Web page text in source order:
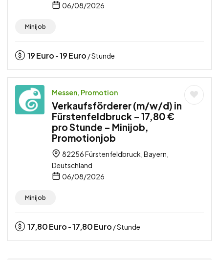
06/08/2026
Minijob
19Euro -19Euro / Stunde
Messen, Promotion
Verkaufsförderer (m/w/d) in
Fürstenfeldbruck – 17,80 €
pro Stunde – Minijob,
Promotionjob
82256 Fürstenfeldbruck, Bayern,
Deutschland
06/08/2026
Minijob
17,80Euro -17,80Euro / Stunde